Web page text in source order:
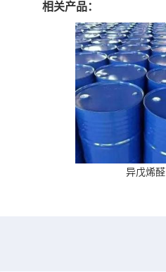
相关产品：
异戊烯醛